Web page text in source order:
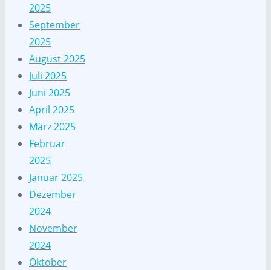
2025
September
2025
August 2025
Juli 2025
Juni 2025
April 2025
März 2025
Februar
2025
Januar 2025
Dezember
2024
November
2024
Oktober